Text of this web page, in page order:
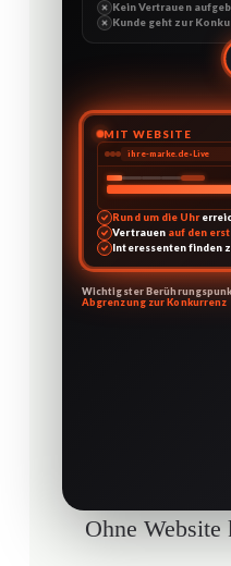
Ohne
Kein Vertrauen
Kunde geht zur
MIT WEBSITE
ihre-marke.de · Live
Rund um die Uhr
Vertrauen auf den
Interessenten finden
Wichtigster
Abgrenzung zur Konkurrenz